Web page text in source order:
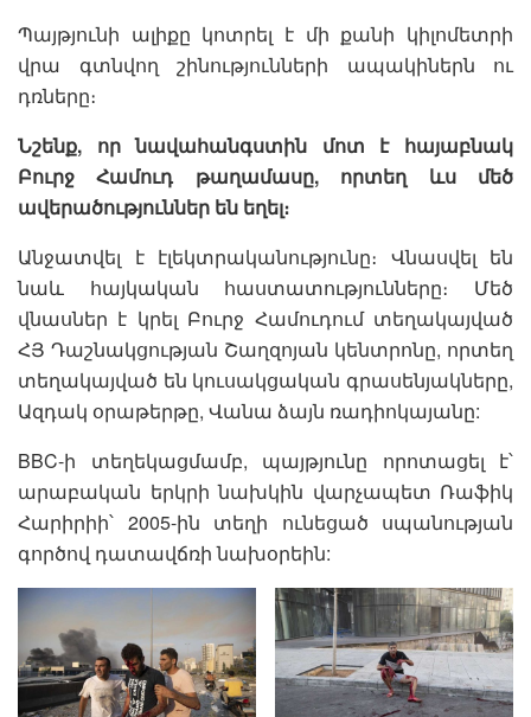
​Պայթյունի ալիքը կոտրել է մի քանի կիլոմետրի
վրա գտնվող շինությունների ապակիներն ու
դռները։
Նշենք, որ նավահանգստին մոտ է հայաբնակ
Բուրջ Համուդ թաղամասը, որտեղ ևս մեծ
ավերածություններ են եղել։
Անջատվել է էլեկտրականությունը։ Վնասվել են
նաև հայկական հաստատությունները։ Մեծ
վնասներ է կրել Բուրջ Համուդում տեղակայված
ՀՅ Դաշնակցության Շաղզոյան կենտրոնը, որտեղ
տեղակայված են կուսակցական գրասենյակները,
Ազդակ օրաթերթը, Վանա ձայն ռադիոկայանը:
BBC-ի տեղեկացմամբ, պայթյունը որոտացել է՝
արաբական երկրի նախկին վարչապետ Ռաֆիկ
Հարիրիի՝ 2005-ին տեղի ունեցած սպանության
գործով դատավճռի նախօրեին: